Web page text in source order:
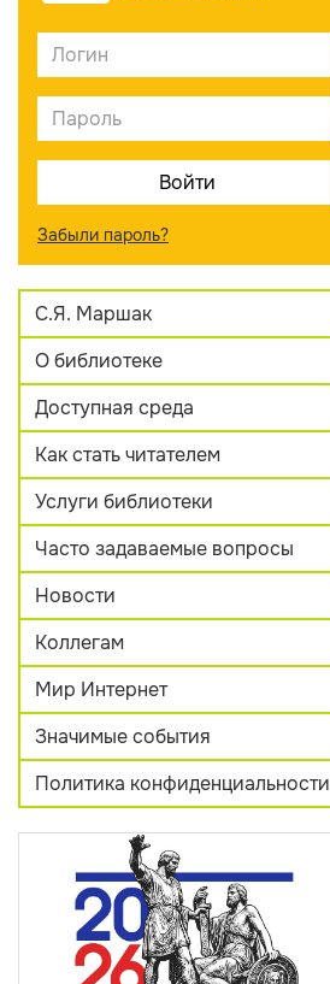
Забыли пароль?
С.Я. Маршак
О библиотеке
Доступная среда
Как стать читателем
Услуги библиотеки
Часто задаваемые вопросы
Новости
Коллегам
Мир Интернет
Значимые события
Политика конфиденциальности